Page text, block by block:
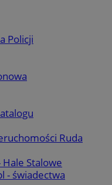
Policji
Ruda
Stalowe
- świadectwa